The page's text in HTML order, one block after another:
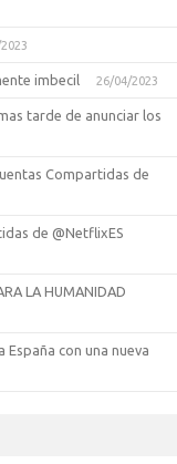
imbecil 26/04/2023
tarde de anunciar los
Compartidas de
de @NetflixES
LA HUMANIDAD
con una nueva